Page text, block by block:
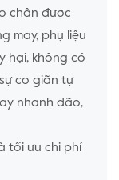
chân được
may, phụ liệu
hại, không có
co giãn tự
nhanh dão,
tối ưu chi phí